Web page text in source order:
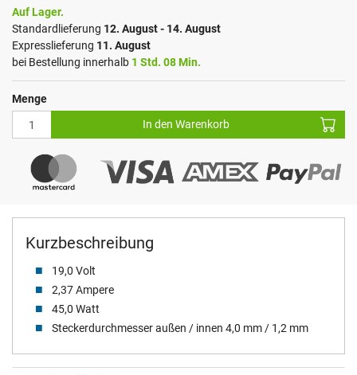
Kurzbeschreibung
19,0 Volt
2,37 Ampere
45,0 Watt
Steckerdurchmesser außen / innen 4,0 mm / 1,2 mm
Auf Lager.
Standardlieferung 12. August - 14. August
Expresslieferung 11. August
bei Bestellung innerhalb 1 Std. 08 Min.
Menge
In den Warenkorb